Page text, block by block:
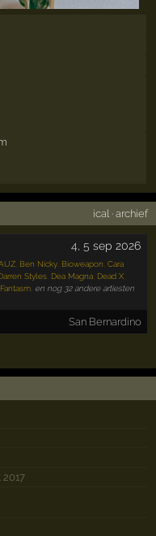
ical · archief
4, 5 sep 2026
Ben Nicky Bioweapon ,Cara
Styles Dea Magna Dead X
Fantasm en nog 32 andere artiesten
San Bernardino
2017